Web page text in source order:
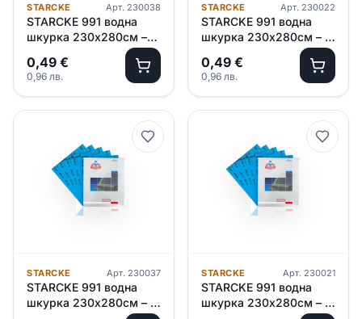
STARCKE Арт. 230038
STARCKE 991 водна
шкурка 230х280см –
0,49 €
0,96 лв.
STARCKE Арт. 230022
STARCKE 991 водна
шкурка 230х280см – P
0,49 €
0,96 лв.
STARCKE Арт. 230037
STARCKE 991 водна
шкурка 230х280см – P
STARCKE Арт. 230021
STARCKE 991 водна
шкурка 230х280см – P